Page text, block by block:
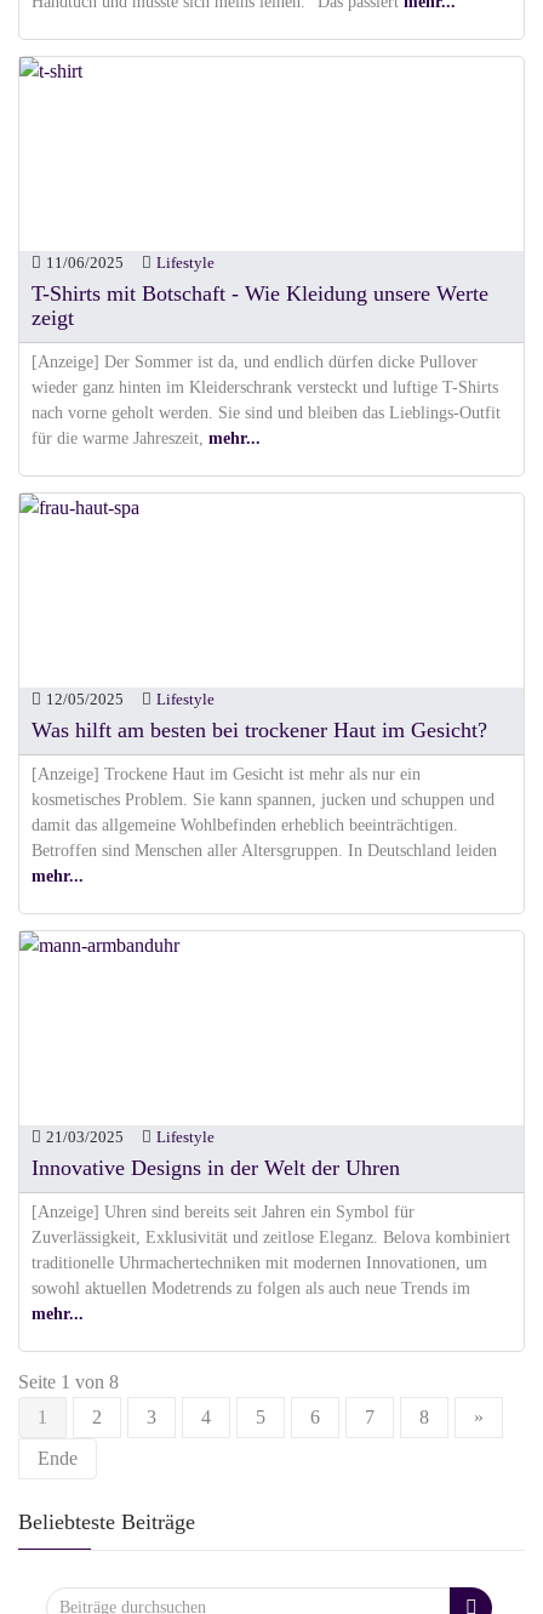
11/06/2025 Lifestyle
T-Shirts mit Botschaft - Wie Kleidung unsere Werte
zeigt
[Anzeige] Der Sommer ist da, und endlich dürfen dicke Pullover
wieder ganz hinten im Kleiderschrank versteckt und luftige T-Shirts
nach vorne geholt werden. Sie sind und bleiben das Lieblings-Outfit
für die warme Jahreszeit, mehr...
12/05/2025 Lifestyle
Was hilft am besten bei trockener Haut im Gesicht?
[Anzeige] Trockene Haut im Gesicht ist mehr als nur ein
kosmetisches Problem. Sie kann spannen, jucken und schuppen und
damit das allgemeine Wohlbefinden erheblich beeinträchtigen.
Betroffen sind Menschen aller Altersgruppen. In Deutschland leiden
mehr...
21/03/2025 Lifestyle
Innovative Designs in der Welt der Uhren
[Anzeige] Uhren sind bereits seit Jahren ein Symbol für
Zuverlässigkeit, Exklusivität und zeitlose Eleganz. Belova kombiniert
traditionelle Uhrmachertechniken mit modernen Innovationen, um
sowohl aktuellen Modetrends zu folgen als auch neue Trends im
mehr...
Seite 1 von 8
1
2 3 4 5 6 7 8
»
Ende
Beliebteste Beiträge